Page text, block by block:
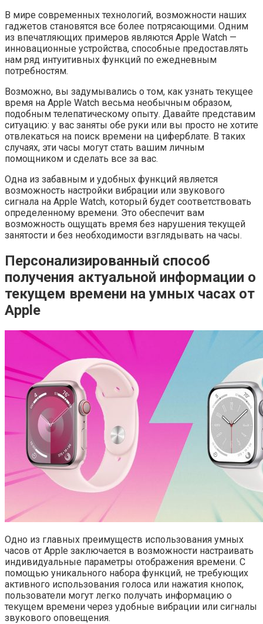
В мире современных технологий, возможности наших
гаджетов становятся все более потрясающими. Одним
из впечатляющих примеров являются Apple Watch —
инновационные устройства, способные предоставлять
нам ряд интуитивных функций по ежедневным
потребностям.
Возможно, вы задумывались о том, как узнать текущее
время на Apple Watch весьма необычным образом,
подобным телепатическому опыту. Давайте представим
ситуацию: у вас заняты обе руки или вы просто не хотите
отвлекаться на поиск времени на циферблате. В таких
случаях, эти часы могут стать вашим личным
помощником и сделать все за вас.
Одна из забавным и удобных функций является
возможность настройки вибрации или звукового
сигнала на Apple Watch, который будет соответствовать
определенному времени. Это обеспечит вам
возможность ощущать время без нарушения текущей
занятости и без необходимости взглядывать на часы.
Персонализированный способ
получения актуальной информации о
текущем времени на умных часах от
Apple
Одно из главных преимуществ использования умных
часов от Apple заключается в возможности настраивать
индивидуальные параметры отображения времени. С
помощью уникального набора функций, не требующих
активного использования голоса или нажатия кнопок,
пользователи могут легко получать информацию о
текущем времени через удобные вибрации или сигналы
звукового оповещения.